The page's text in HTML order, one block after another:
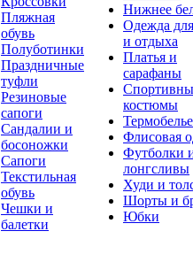
Пляжная
обувь
Полуботинки
Праздничные
туфли
Резиновые
сапоги
Сандалии и
босоножки
Сапоги
Текстильная
обувь
Чешки и
балетки
Нижнее
Одежда
и отдыха
Платья и
сарафаны
костюмы
Термобелье
Флисовая
Футболки
лонгсливы
Худи и
Шорты и
Юбки